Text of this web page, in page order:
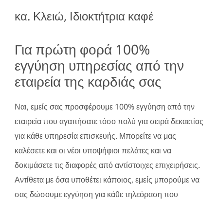
κα. Κλειώ, Ιδιοκτήτρια καφέ
Για πρώτη φορά 100%
εγγύηση υπηρεσίας από την
εταιρεία της καρδιάς σας
Ναι, εμείς σας προσφέρουμε 100% εγγύηση από την
εταιρεία που αγαπήσατε τόσο πολύ για σειρά δεκαετίας
για κάθε υπηρεσία επισκευής. Μπορείτε να μας
καλέσετε και οι νέοι υποψήφιοι πελάτες και να
δοκιμάσετε τις διαφορές από αντίστοιχες επιχειρήσεις.
Αντίθετα με όσα υποθέτει κάποιος, εμείς μπορούμε να
σας δώσουμε εγγύηση για κάθε τηλεόραση που